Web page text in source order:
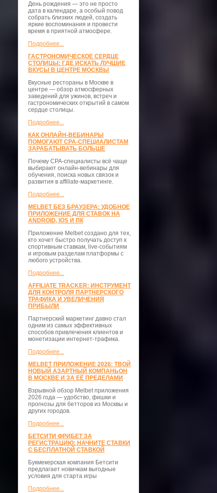
День рождения — это не просто
дата в календаре, а особый повод
собрать близких людей, создать
яркие воспоминания и провести
время в приятной атмосфере.
Подробнее...
ГАСТРОНОМИЧЕСКОЕ СЕРДЦЕ
СТОЛИЦЫ: ГДЕ ИСКАТЬ ЛУЧШИЕ
ВКУСЫ В ЦЕНТРЕ МОСКВЫ
Вкусные рестораны в Москве в
центре — обзор атмосферных
заведений для ужинов, встреч и
гастрономических открытий в самом
сердце столицы.
Подробнее...
КАК ОНЛАЙН-ВЕБИНАРЫ
ПОМОГАЮТ CPA-СПЕЦИАЛИСТАМ
ЗАРАБАТЫВАТЬ БОЛЬШЕ
Почему CPA-специалисты всё чаще
выбирают онлайн-вебинары для
обучения, поиска новых связок и
развития в affiliate-маркетинге.
Подробнее...
MELBET БЕЗ БРАУЗЕРА: УДОБНОЕ
ПРИЛОЖЕНИЕ ДЛЯ СТАВОК НА
ANDROID, IOS И ПК
Приложение Melbet создано для тех,
кто хочет быстро получать доступ к
спортивным ставкам, live-событиям
и игровым разделам платформы с
любого устройства.
Подробнее...
AFFILIATE TRACKER: ИНСТРУМЕНТ
ДЛЯ КОНТРОЛЯ ПАРТНЕРСКОГО
ТРАФИКА И УВЕЛИЧЕНИЯ
ПРИБЫЛИ
Партнерский маркетинг давно стал
одним из самых эффективных
способов привлечения клиентов и
монетизации интернет-трафика.
Подробнее...
MELBET ПРИЛОЖЕНИЕ 2026: ТВОЙ
НОВЫЙ АЗАРТНЫЙ КОМПАНЬОН
В МОСКВЕ И ЗА ЕЁ ПРЕДЕЛАМИ
Взрывной обзор Melbet приложения
2026 года — удобство, фишки и
прогнозы для бетторов из Москвы и
других городов.
Подробнее...
БЕТСИТИ ФРИБЕТ ЗА
РЕГИСТРАЦИЮ: НАЧНИТЕ СТАВКИ
С БЕСПЛАТНОЙ СТАВКОЙ
Букмекерская компания Бетсити
предлагает новичкам выгодные
условия для старта игры
Подробнее...